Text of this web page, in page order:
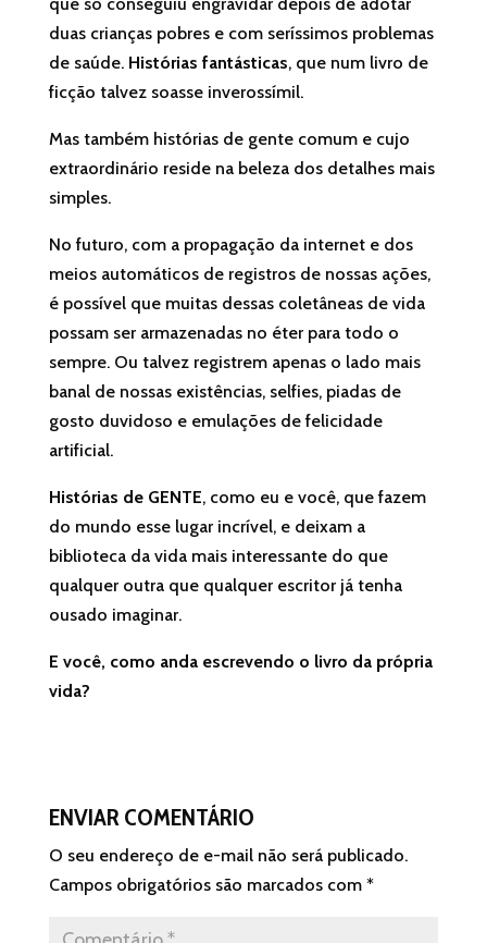
duas crianças pobres e com seríssimos problemas
de saúde. Histórias fantásticas, que num livro de
ficção talvez soasse inverossímil.
Mas também histórias de gente comum e cujo
extraordinário reside na beleza dos detalhes mais
simples.
No futuro, com a propagação da internet e dos
meios automáticos de registros de nossas ações,
é possível que muitas dessas coletâneas de vida
possam ser armazenadas no éter para todo o
sempre. Ou talvez registrem apenas o lado mais
banal de nossas existências, selfies, piadas de
gosto duvidoso e emulações de felicidade
artificial.
Histórias de GENTE, como eu e você, que fazem
do mundo esse lugar incrível, e deixam a
biblioteca da vida mais interessante do que
qualquer outra que qualquer escritor já tenha
ousado imaginar.
E você, como anda escrevendo o livro da própria
vida?
ENVIAR COMENTÁRIO
O seu endereço de e-mail não será publicado.
Campos obrigatórios são marcados com *